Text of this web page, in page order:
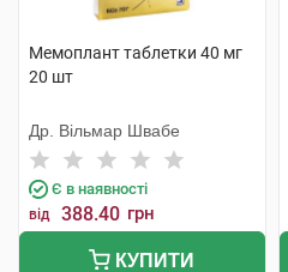
Мемоплант таблетки 40 мг
20 шт
Др. Вільмар Швабе
Є в наявності
від 388.40 грн
КУПИТИ